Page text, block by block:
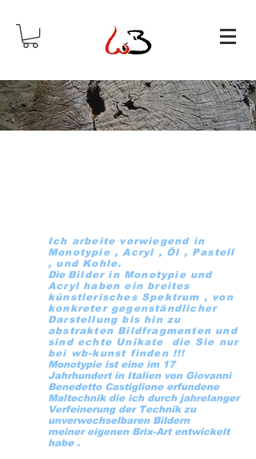
Ich arbeite vorwiegend in
Monotypie , Acryl , Öl , Pastell
, und Kohle.
Die Bilder in Monotypie und
Acryl haben ein breites
künstlerisches Spektrum , von
konkreter gegenständlicher
Darstellung bis hin zu
abstrakten Bildfragmenten und
sind echte Unikate die Sie nur
bei wb-kunst finden !!!
Monotypie ist eine im 17
Jahrhundert in Italien von Giovanni
Benedetto Castiglione erfundene
Maltechnik die ich durch jahrelanger
Verfeinerung der Technik zu
unverwechselbaren Bildern
meiner eigenen Brix-Art entwickelt
habe .